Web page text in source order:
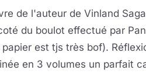
de l'auteur de Vinland
du boulot effectué par
est tjs très bof).
en 3 volumes un parfait